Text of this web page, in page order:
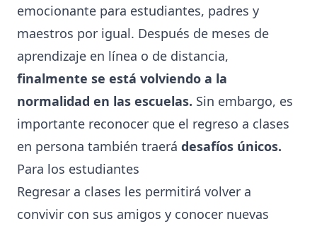
emocionante para estudiantes, padres y
maestros por igual. Después de meses de
aprendizaje en línea o de distancia,
finalmente se está volviendo a la
normalidad en las escuelas. Sin embargo, es
importante reconocer que el regreso a clases
en persona también traerá desafíos únicos.
Para los estudiantes
Regresar a clases les permitirá volver a
convivir con sus amigos y conocer nuevas